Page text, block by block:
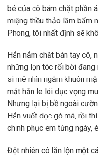
bé của cô bám chặt phần
miệng thều thảo lầm bẩm
Phong, tôi nhất định sẽ
Hắn nắm chặt bàn tay cô,
những lọn tóc rối bời
si mê nhìn ngắm khuôn
mắt hắn le lói dục vọng
Nhưng lại bị bề ngoài
Hắn vuốt dọc gò má, rồi
chinh phục em từng ngày,
Đột nhiên cô lăn lộn một